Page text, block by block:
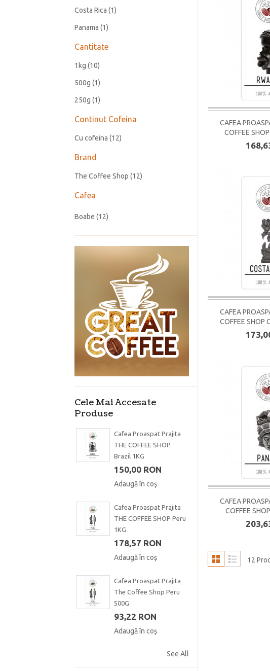
CAFEA
COFFEE
CAFEA
COFFEE SHOP
CAFEA
COFFEE
12
Costa Rica (1)
Panama (1)
Cantitate
1kg (10)
500g (1)
250g (1)
Continut Cofeina
Cu cofeina (12)
Brand
The Coffee Shop (12)
Cafea
Boabe (12)
Cele Mai Accesate
Produse
Cafea Proaspat Prajita
THE COFFEE SHOP
Brazil 1KG
150,00 RON
Adaugă în coş
Cafea Proaspat Prajita
THE COFFEE SHOP Peru
1KG
178,57 RON
Adaugă în coş
Cafea Proaspat Prajita
The Coffee Shop Peru
500G
93,22 RON
Adaugă în coş
See All